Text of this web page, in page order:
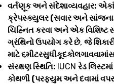
વર્તણૂક અને સંદેશાવ્યવહાર:
ક્રેપસ્ક્યુલર (સવાર અને
ચિહ્નિત કરવા અને એક વિશિષ્ટ
ગ્રંથિનો ઉપયોગ કરે છે, જે
માટે
સંરક્ષણ સ્થિતિ: IUCN રેડ
કોથળી (પરફ્યુમ અને દવામાં